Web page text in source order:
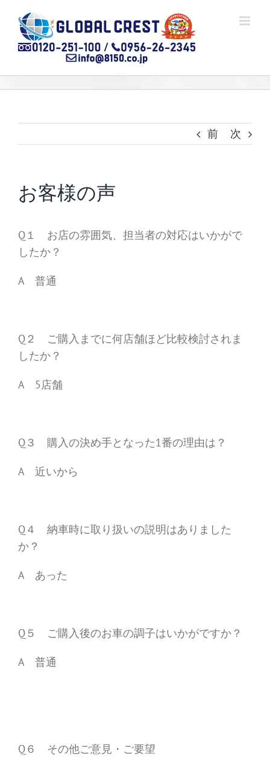
content
前 次
お客様の声
Q１ お店の雰囲気、担当者の対応はいかがで
したか？
A 普通
Q２ ご購入までに何店舗ほど比較検討されま
したか？
A 5店舗
Q３ 購入の決め手となった1番の理由は？
A 近いから
Q４ 納車時に取り扱いの説明はありました
か？
A あった
Q５ ご購入後のお車の調子はいかがですか？
A 普通
Q６ その他ご意見・ご要望